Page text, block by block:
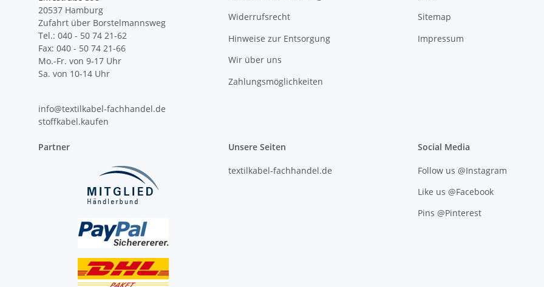
20537 Hamburg
Zufahrt über Borstelmannsweg
Tel.: 040 - 50 74 21-62
Fax: 040 - 50 74 21-66
Mo.-Fr. von 9-17 Uhr
Sa. von 10-14 Uhr
info@textilkabel-fachhandel.de
stoffkabel.kaufen
Widerrufsrecht
Hinweise zur Entsorgung
Wir über uns
Zahlungsmöglichkeiten
Sitemap
Impressum
Partner Unsere Seiten
textilkabel-fachhandel.de
Social Media
Follow us @Instagram
Like us @Facebook
Pins @Pinterest